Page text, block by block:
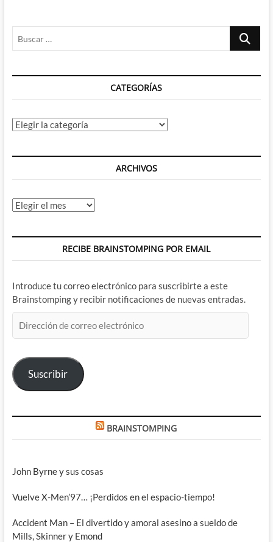
Buscar
CATEGORÍAS
Categorías
ARCHIVOS
Archivos
RECIBE BRAINSTOMPING POR EMAIL
Introduce tu correo electrónico para suscribirte a este
Brainstomping y recibir notificaciones de nuevas entradas.
de
electrónico
Suscribir
BRAINSTOMPING
John Byrne y sus cosas
Vuelve X-Men’97… ¡Perdidos en el espacio-tiempo!
Accident Man – El divertido y amoral asesino a sueldo de
Mills, Skinner y Emond